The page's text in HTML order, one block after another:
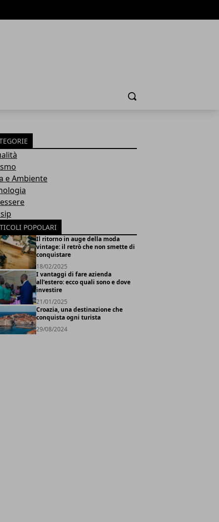
Cerca
e Ambiente
POPOLARI
Il ritorno in auge della moda
vintage: il retrò che non smette di
conquistare
18/02/2025
I vantaggi di fare azienda
all’estero: ecco quali sono e dove
investire
21/01/2025
Croazia, una destinazione che
conquista ogni turista
29/08/2024